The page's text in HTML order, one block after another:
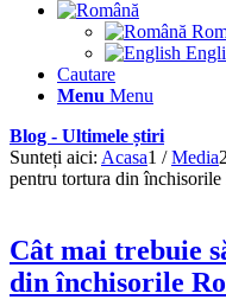
Cautare
Menu Menu
Blog - Ultimele știri
Sunteți aici: Acasa1 / Media2
pentru tortura din închisorile
Cât mai trebuie
din închisorile